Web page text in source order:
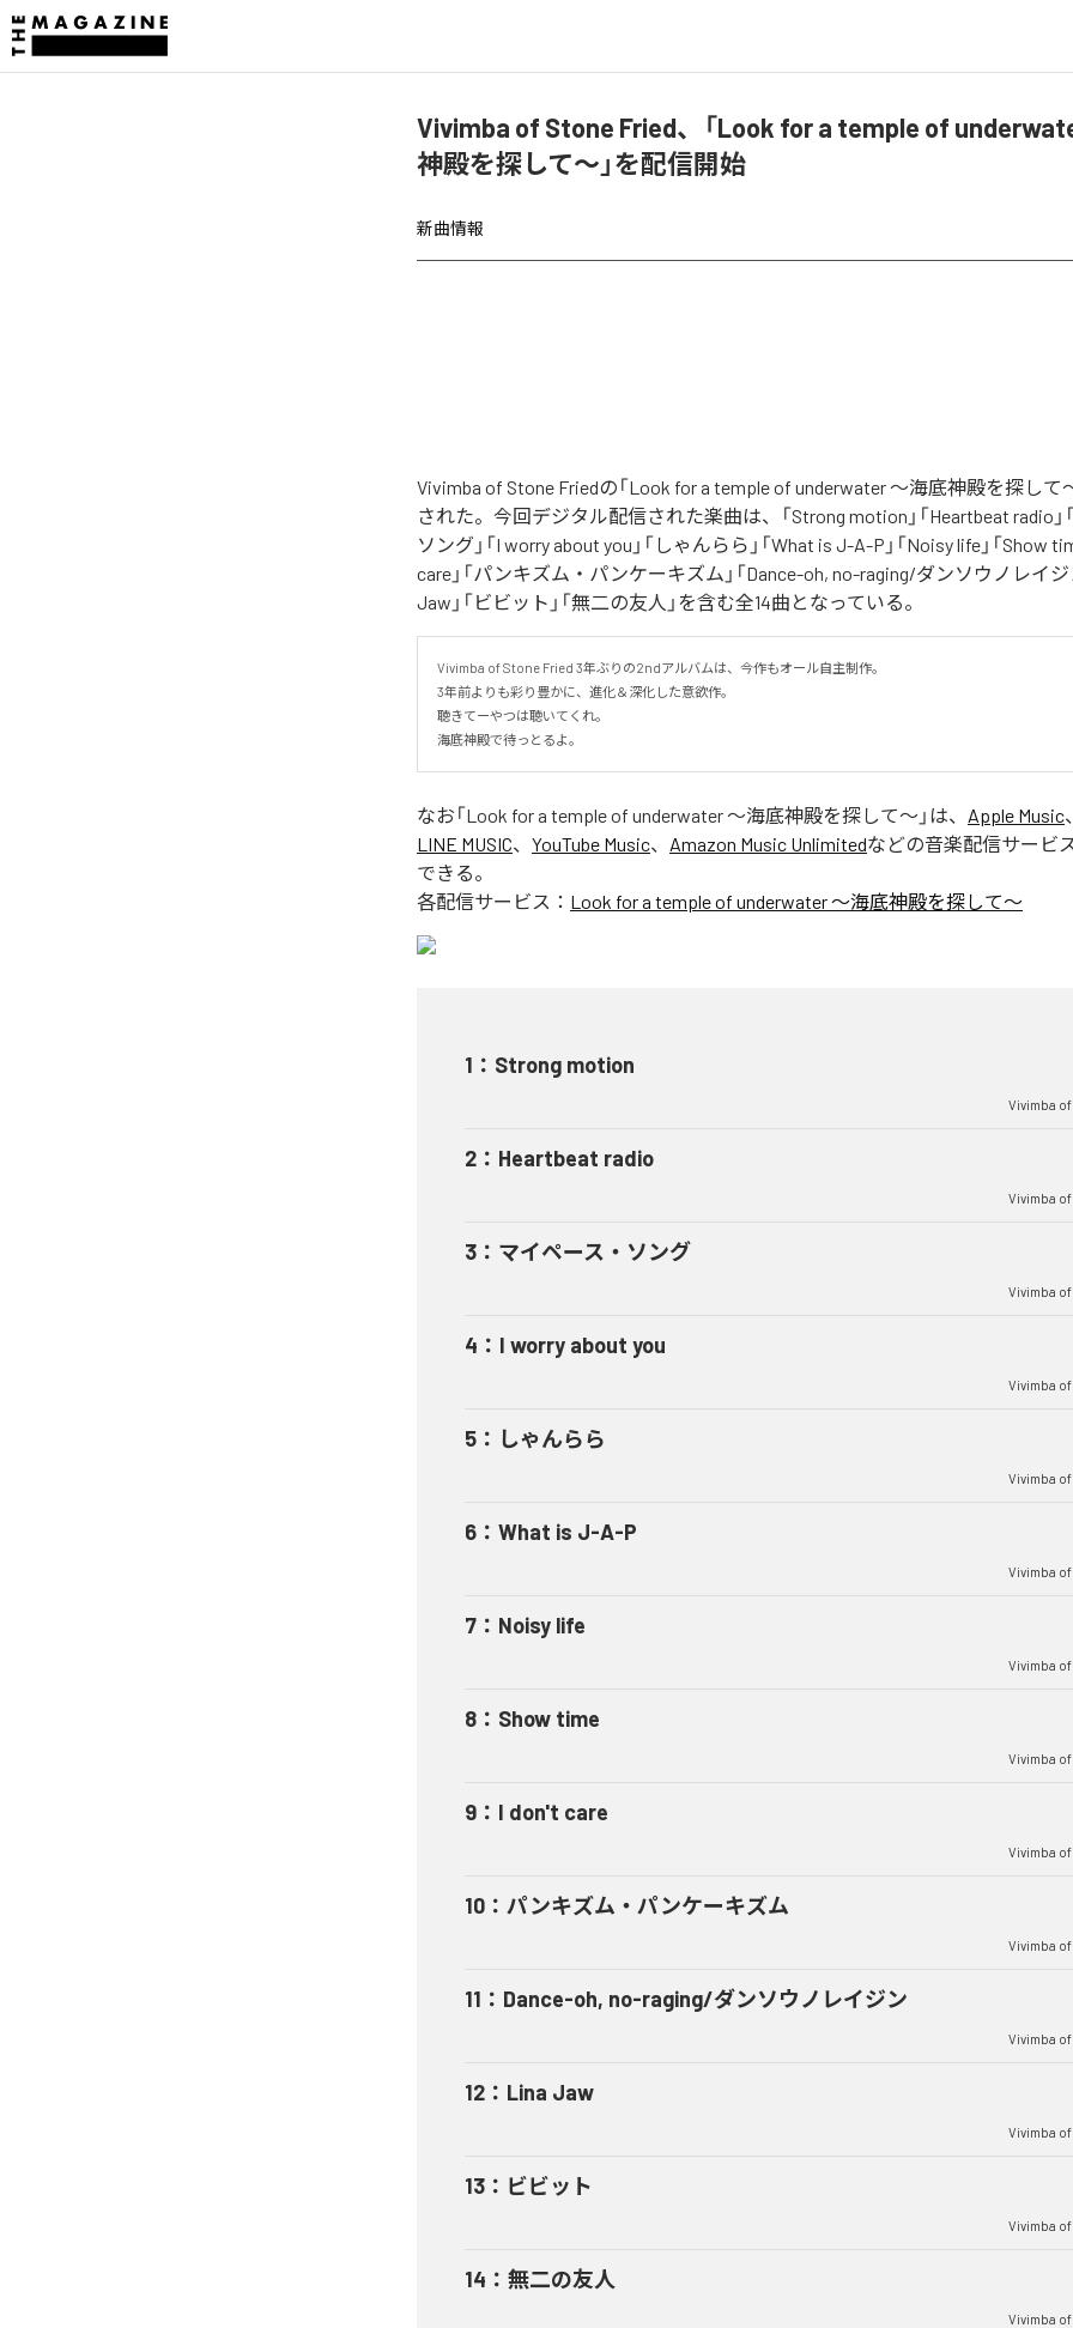
Vivimba of Stone Fried、「Look for a temple of
神殿を探して～」を配信開始
新曲情報
Vivimba of Stone Friedの「Look for a temple of underwater ～海底神殿を探して
された。今回デジタル配信された楽曲は、「Strong motion」「Heartbeat radio」
ソング」「I worry about you」「しゃんらら」「What is J-A-P」「Noisy life」「Show
care」「パンキズム・パンケーキズム」「Dance-oh, no-raging/ダンソウノレイジ
Jaw」「ビビット」「無二の友人」を含む全14曲となっている。
Vivimba of Stone Fried 3年ぶりの2ndアルバムは、今作もオール自主制作。
3年前よりも彩り豊かに、進化＆深化した意欲作。
聴きてーやつは聴いてくれ。
海底神殿で待っとるよ。
なお「Look for a temple of underwater ～海底神殿を探して～ 」は、 Apple Music、
LINE MUSIC、 YouTube Music、 Amazon Music Unlimitedなどの音楽配信サービ
できる。
各配信サービス： Look for a temple of underwater ～海底神殿を探して～
1 ： Strong motion
Vivimba
2 ： Heartbeat radio
Vivimba
3 ： マイペース・ソング
Vivimba
4 ： I worry about you
Vivimba
5 ： しゃんらら
Vivimba
6 ： What is J-A-P
Vivimba
7 ： Noisy life
Vivimba
8 ： Show time
Vivimba
9 ： I don't care
Vivimba
10 ： パンキズム・パンケーキズム
Vivimba
11 ： Dance-oh, no-raging/ダンソウノレイジン
Vivimba
12 ： Lina Jaw
Vivimba
13 ： ビビット
Vivimba
14 ： 無二の友人
Vivimba